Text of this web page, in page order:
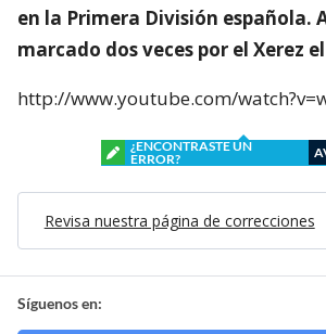
en la Primera División española.
marcado dos veces por el Xerez
http://www.youtube.com/
¿ENCONTRASTE UN
ERROR?
Revisa nuestra página de correcciones
Síguenos en: